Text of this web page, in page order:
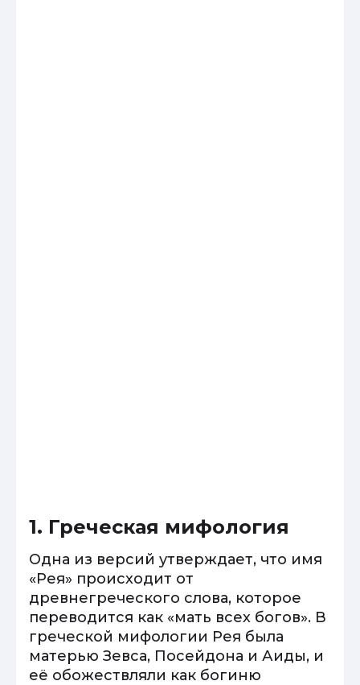
1. Греческая мифология
Одна из версий утверждает, что имя
«Рея» происходит от
древнегреческого слова, которое
переводится как «мать всех богов». В
греческой мифологии Рея была
матерью Зевса, Посейдона и Аиды, и
её обожествляли как богиню